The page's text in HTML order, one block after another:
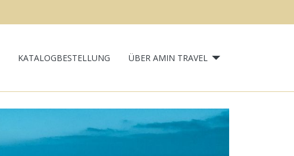
KATALOGBESTELLUNG ÜBER AMIN TRAVEL